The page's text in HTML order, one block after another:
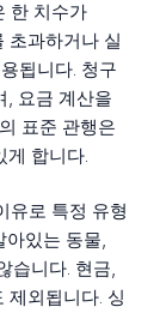
한 치수가
초과하거나 실
됩니다. 청구
, 요금 계산을
표준 관행은
합니다.
유로 특정 유형
아있는 동물,
습니다. 현금,
제외됩니다. 싱